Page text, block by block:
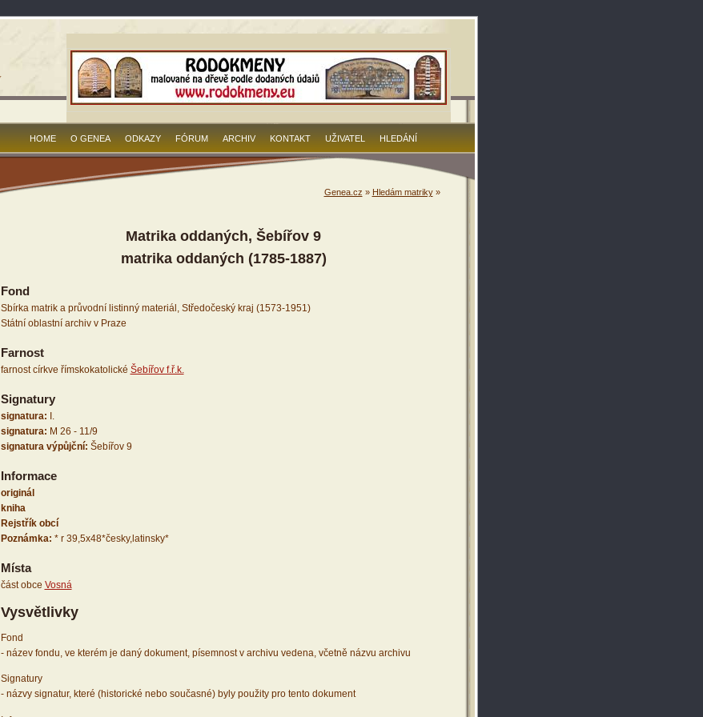
HOME O GENEA ODKAZY FÓRUM ARCHIV KONTAKT UŽIVATEL HLEDÁNÍ
Genea.cz » Hledám matriky»
Matrika oddaných, Šebířov 9
matrika oddaných (1785-1887)
Fond
Sbírka matrik a průvodní listinný materiál, Středočeský kraj (1573-1951)
Státní oblastní archiv v Praze
Farnost
farnost církve římskokatolické Šebířov f.ř.k.
Signatury
signatura: I.
signatura: M 26 - 11/9
signatura výpůjční: Šebířov 9
Informace
originál
kniha
Rejstřík obcí
Poznámka: * r 39,5x48*česky,latinsky*
Místa
část obce Vosná
Vysvětlivky
Fond
- název fondu, ve kterém je daný dokument, písemnost v archivu vedena, včetně názvu archivu
Signatury
- názvy signatur, které (historické nebo současné) byly použity pro tento dokument